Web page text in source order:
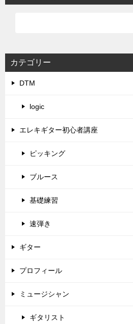
ゲ
ョ
ン
カテゴリー
DTM
logic
エレキギター初心者講座
ピッキング
ブルース
基礎練習
速弾き
ギター
プロフィール
ミュージシャン
ギタリスト